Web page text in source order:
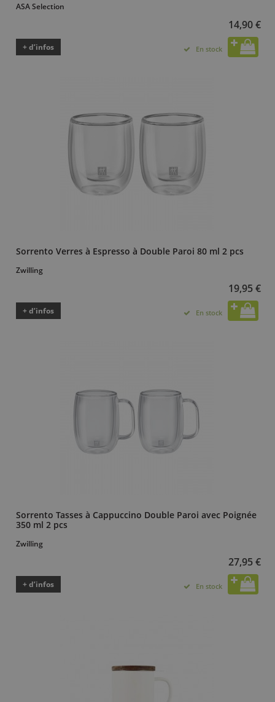
ASA Selection
14,90 €
+ d’infos En stock
Sorrento Verres à Espresso à Double Paroi 80 ml 2 pcs
Zwilling
19,95 €
+ d’infos En stock
Sorrento Tasses à Cappuccino Double Paroi avec Poignée
350 ml 2 pcs
Zwilling
27,95 €
+ d’infos En stock